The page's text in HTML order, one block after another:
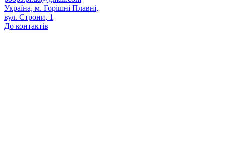
Україна, м. Горішні Плавні,
вул. Строни, 1
До контактів